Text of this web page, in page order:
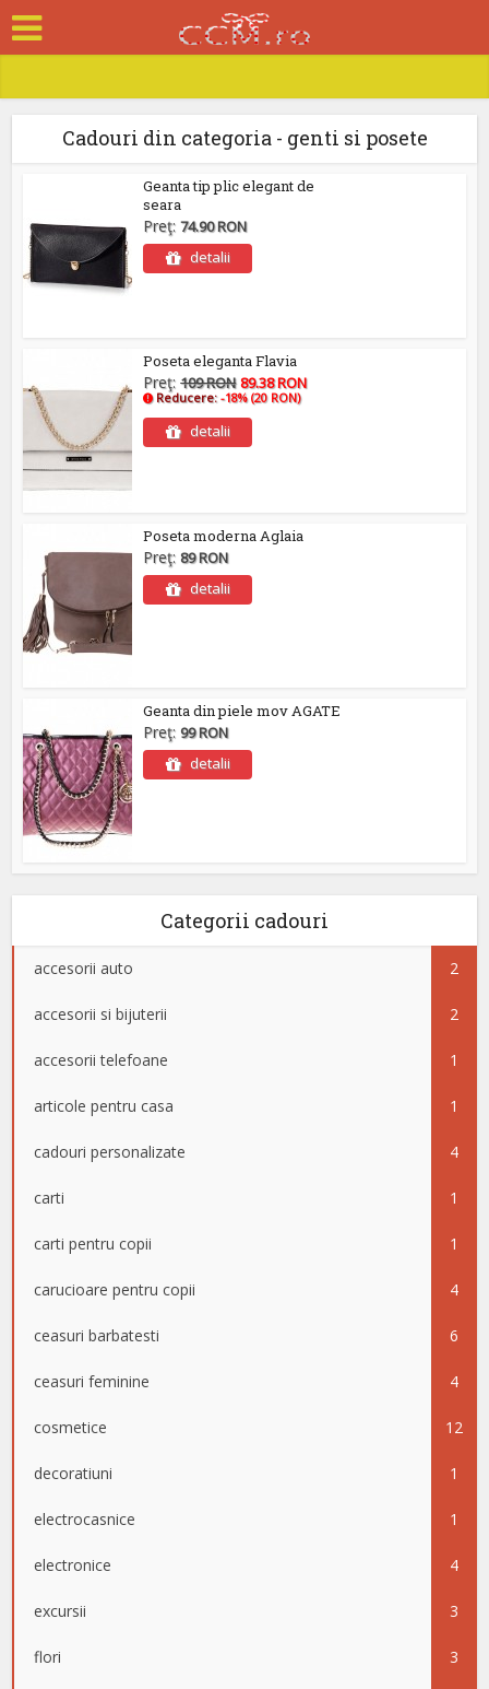
Cadouri din categoria - genti si posete
Geanta tip plic elegant de
seara
Preţ:74.90 RON
detalii
Poseta eleganta Flavia
Preţ:109 RON 89.38 RON
Reducere:-18% (20 RON)
detalii
Poseta moderna Aglaia
Preţ: 89 RON
detalii
Geanta din piele mov AGATE
Preţ: 99 RON
detalii
Categorii cadouri
accesorii auto 2
accesorii si bijuterii 2
accesorii telefoane 1
articole pentru casa 1
cadouri personalizate 4
carti 1
carti pentru copii 1
carucioare pentru copii 4
ceasuri barbatesti 6
ceasuri feminine 4
cosmetice 12
decoratiuni 1
electrocasnice 1
electronice 4
excursii 3
flori 3